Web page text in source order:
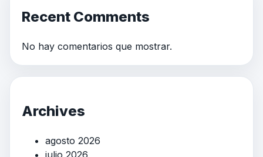
Recent Comments
No hay comentarios que mostrar.
Archives
agosto 2026
julio 2026